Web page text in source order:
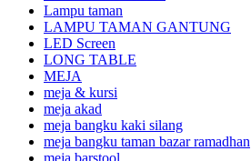
Lampu taman
LAMPU TAMAN GANTUNG
LED Screen
LONG TABLE
MEJA
meja & kursi
meja akad
meja bangku kaki silang
meja bangku taman bazar ramadhan